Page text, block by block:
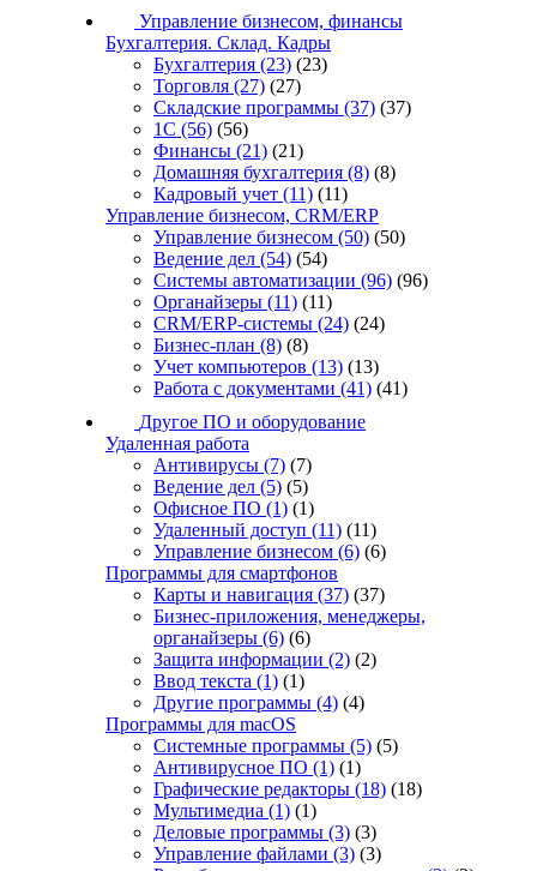
Управление бизнесом, финансы
Бухгалтерия. Склад. Кадры
Бухгалтерия (23) (23)
Торговля (27) (27)
Складские программы (37) (37)
1С (56) (56)
Финансы (21) (21)
Домашняя бухгалтерия (8) (8)
Кадровый учет (11) (11)
Управление бизнесом, CRM/ERP
Управление бизнесом (50) (50)
Ведение дел (54) (54)
Системы автоматизации (96) (96)
Органайзеры (11) (11)
CRM/ERP-системы (24) (24)
Бизнес-план (8) (8)
Учет компьютеров (13) (13)
Работа с документами (41) (41)
Другое ПО и оборудование
Удаленная работа
Антивирусы (7) (7)
Ведение дел (5) (5)
Офисное ПО (1) (1)
Удаленный доступ (11) (11)
Управление бизнесом (6) (6)
Программы для смартфонов
Карты и навигация (37) (37)
Бизнес-приложения, менеджеры,
органайзеры (6) (6)
Защита информации (2) (2)
Ввод текста (1) (1)
Другие программы (4) (4)
Программы для macOS
Системные программы (5) (5)
Антивирусное ПО (1) (1)
Графические редакторы (18) (18)
Мультимедиа (1) (1)
Деловые программы (3) (3)
Управление файлами (3) (3)